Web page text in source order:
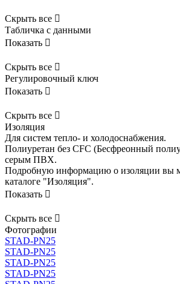
Скрыть все 
Табличка с данными
Показать 
Скрыть все 
Регулировочный ключ
Показать 
Скрыть все 
Изоляция
Для систем тепло- и холодоснабжения.
Полиуретан без CFC (Бесфреонный
серым ПВХ.
Подробную информацию о изоляции вы
каталоге "Изоляция".
Показать 
Скрыть все 
Фотографии
STAD-PN25
STAD-PN25
STAD-PN25
STAD-PN25